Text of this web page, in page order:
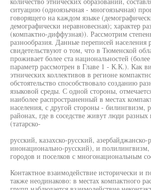
ситуацию (одноязычная - многоязычная)
говорящего на каждом языке
демографически неравновесная); характер
(компактно-диффузная)). Рассмотрим
разнообразия. Данные переписей населения
свидетельствуют о том, что в Тюменской
проживает более ста национальностей
параметр рассмотрен в Главе 1 - К.К.). Как
этнических коллективов в регионе
обстоятельство способствовало созданию
языковой среды. С одной стороны,
наиболее распространенный в местах
населения, с другой стороны - билингвизм,
районах, где в соседстве живут люди разных
(татарско-
русский, казахско-русский, азербайджанско-
инонационально-русский), и
городов и поселков с многонациональным
Контактное взаимодействие исторически и
также неодинаково: в местах компактного